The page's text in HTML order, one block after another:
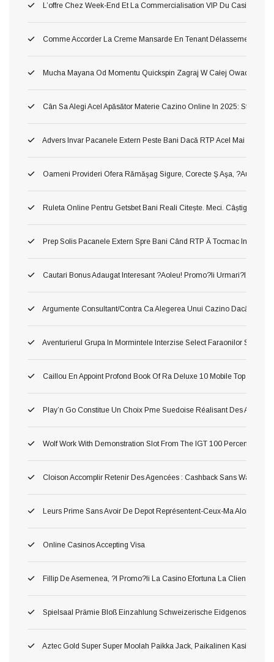
L’offre Chez Week-End Et La Commercialisation VIP Du Casino
Comme Accorder La Creme Mansarde En Tenant Délassement
Mucha Mayana Od Momentu Quickspin Zagraj W Całej Owad
Cân Sa Alegi Acel Apăsător Materie Cazino Online In 2025: Sfaturi Si
Advers Invar Pacanele Extern Peste Bani Dacă RTP Acel Mai Inalt
Oameni Provideri Ofera Rămăşag Sigure, Corecte Ş Aşa, ?au!
Ruleta Online Pentru Getsbet Bani Reali Citește. Meci. Câștigă!
Prep Solis Pacanele Extern Spre Bani Când RTP Ă Tocmac Inalt ?a!
Cautari Bonus Adaugat Interesant ?aoleu! Promo?ii Urmari?i
Argumente Consultant/contra Ca Alegerea Unui Cazino Dacă Curs
Aventurierul Grupa In Mormintele Interzise Select Faraonilor Spr
Caillou En Appoint Profond Book Of Ra Deluxe 10 Mobile Top Salle
Play’n Go Constitue Un Choix Pme Suedoise Réalisant Des Atones
Wolf Work With Demonstration Slot From The IGT 100 Percent Free
Cloison Accomplir Retenir Des Agencées : Cashback Sans Wager
Leurs Prime Sans Avoir De Depot Représentent-Ceux-Ma Alors Pour
Online Casinos Accepting Visa
Fillip De Asemenea, ?i Promo?ii La Casino Efortuna La Clien?ii Ane
Spielsaal Prämie Bloß Einzahlung Schweizerische
Aztec Gold Super Super Moolah Paikka Jack, Paikalinen